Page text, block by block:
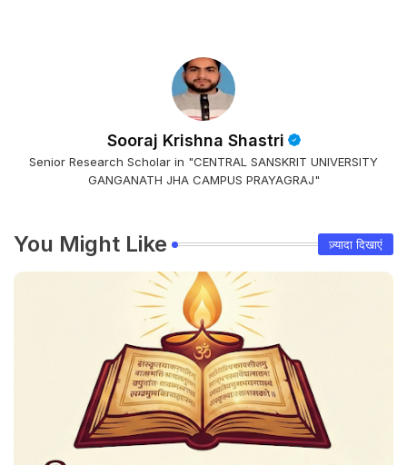
Sooraj Krishna Shastri
Senior Research Scholar in "CENTRAL SANSKRIT UNIVERSITY
GANGANATH JHA CAMPUS PRAYAGRAJ"
You Might Like ज़्यादा दिखाएं